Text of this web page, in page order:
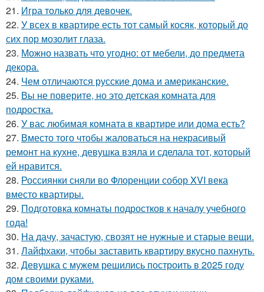
21. Игра только для девочек.
22. У всех в квартире есть тот самый косяк, который до
сих пор мозолит глаза.
23. Можно назвать что угодно: от мебели, до предмета
декора.
24. Чем отличаются русские дома и американские.
25. Вы не поверите, но это детская комната для
подростка.
26. У вас любимая комната в квартире или дома есть?
27. Вместо того чтобы жаловаться на некрасивый
ремонт на кухне, девушка взяла и сделала тот, который
ей нравится.
28. Россиянки сняли во Флоренции собор XVI века
вместо квартиры.
29. Подготовка комнаты подростков к началу учебного
года!
30. На дачу, зачастую, свозят не нужные и старые вещи.
31. Лайфхаки, чтобы заставить квартиру вкусно пахнуть.
32. Девушка с мужем решились построить в 2025 году
дом своими руками.